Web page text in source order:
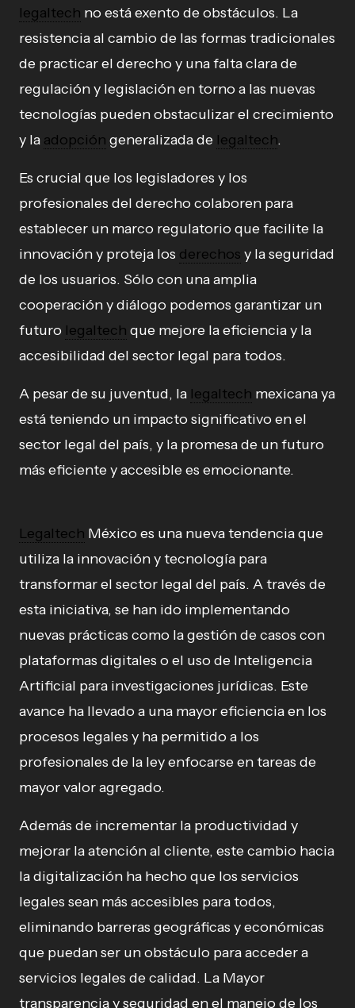
legaltech no está exento de obstáculos. La
resistencia al cambio de las formas tradicionales
de practicar el derecho y una falta clara de
regulación y legislación en torno a las nuevas
tecnologías pueden obstaculizar el crecimiento
y la adopción generalizada de legaltech.
Es crucial que los legisladores y los
profesionales del derecho colaboren para
establecer un marco regulatorio que facilite la
innovación y proteja los derechos y la seguridad
de los usuarios. Sólo con una amplia
cooperación y diálogo podemos garantizar un
futuro legaltech que mejore la eficiencia y la
accesibilidad del sector legal para todos.
A pesar de su juventud, la legaltech mexicana ya
está teniendo un impacto significativo en el
sector legal del país, y la promesa de un futuro
más eficiente y accesible es emocionante.
Legaltech México es una nueva tendencia que
utiliza la innovación y tecnología para
transformar el sector legal del país. A través de
esta iniciativa, se han ido implementando
nuevas prácticas como la gestión de casos con
plataformas digitales o el uso de Inteligencia
Artificial para investigaciones jurídicas. Este
avance ha llevado a una mayor eficiencia en los
procesos legales y ha permitido a los
profesionales de la ley enfocarse en tareas de
mayor valor agregado.
Además de incrementar la productividad y
mejorar la atención al cliente, este cambio hacia
la digitalización ha hecho que los servicios
legales sean más accesibles para todos,
eliminando barreras geográficas y económicas
que puedan ser un obstáculo para acceder a
servicios legales de calidad. La Mayor
transparencia y seguridad en el manejo de los